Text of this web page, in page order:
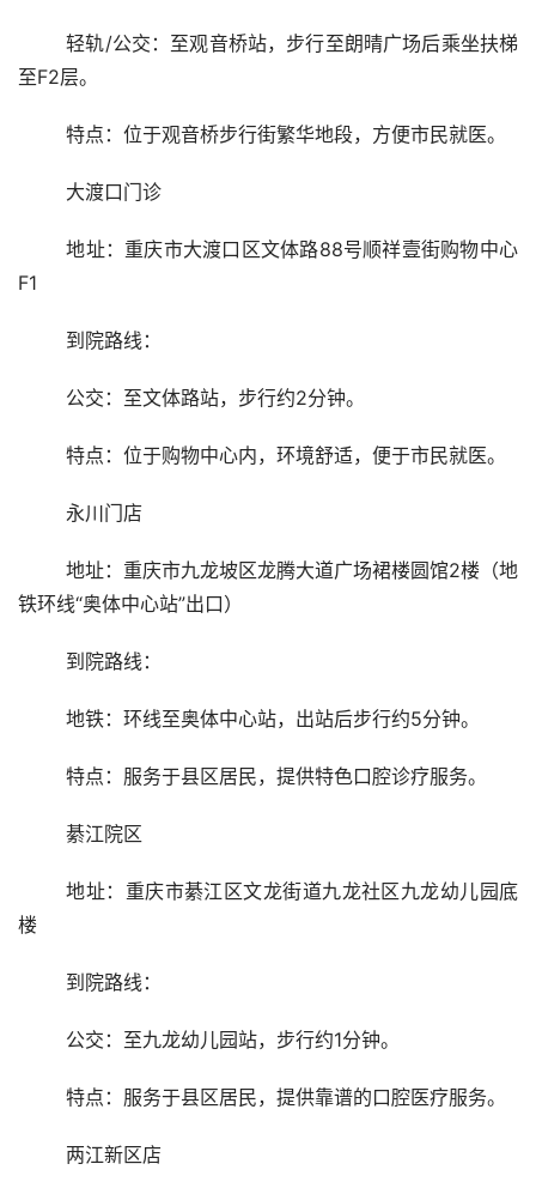
	轻轨/公交：至观音桥站，步行至朗晴广场后乘坐扶梯
至F2层。
	特点：位于观音桥步行街繁华地段，方便市民就医。
	大渡口门诊
	地址：重庆市大渡口区文体路88号顺祥壹街购物中心
F1
	到院路线：
	公交：至文体路站，步行约2分钟。
	特点：位于购物中心内，环境舒适，便于市民就医。
	永川门店
铁环线“奥体中心站”出口）
	到院路线：
	地铁：环线至奥体中心站，出站后步行约5分钟。
	特点：服务于县区居民，提供特色口腔诊疗服务。
	綦江院区
	地址：重庆市綦江区文龙街道九龙社区九龙幼儿园底
楼
	到院路线：
	公交：至九龙幼儿园站，步行约1分钟。
	特点：服务于县区居民，提供靠谱的口腔医疗服务。
	两江新区店